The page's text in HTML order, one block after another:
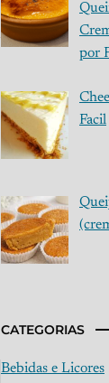
por
Facil
CATEGORIAS
Bebidas e Licores